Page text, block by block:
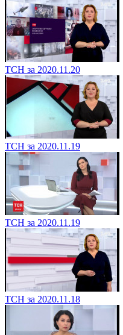
ТСН за 2020.11.20
ТСН за 2020.11.19
ТСН за 2020.11.19
ТСН за 2020.11.18